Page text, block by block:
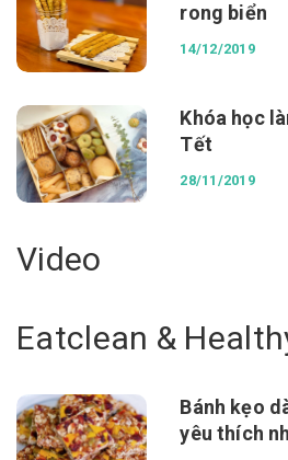
rong biển
14/12/2019
Khóa học
Tết
28/11/2019
Video
Eatclean &
Bánh kẹo
yêu thích